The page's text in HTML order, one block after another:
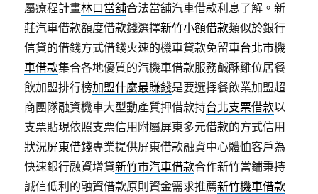
屬療程計畫林口當舖合法當舖汽車借款利息了解。新
莊汽車借款額度借款錢選擇新竹小額借款類似於銀行
信貸的借錢方式借錢火速的機車貸款免留車台北市機
車借款集合各地優質的汽機車借款服務鹹酥雞位居餐
飲加盟排行榜加盟什麼最賺錢是要選擇餐飲業加盟超
商團隊融資機車大型動產質押借款持台北支票借款以
支票貼現依照支票信用附屬屏東多元借款的方式信用
狀況屏東借錢專業提供屏東借款融資中心體恤客戶為
快速銀行融資增貸新竹市汽車借款合作新竹當鋪秉持
誠信低利的融資借款原則資金需求推薦新竹機車借款